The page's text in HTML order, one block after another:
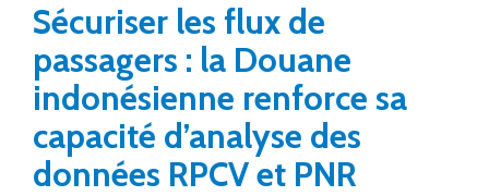
Sécuriser les flux de
passagers : la Douane
indonésienne renforce sa
capacité d’analyse des
données RPCV et PNR